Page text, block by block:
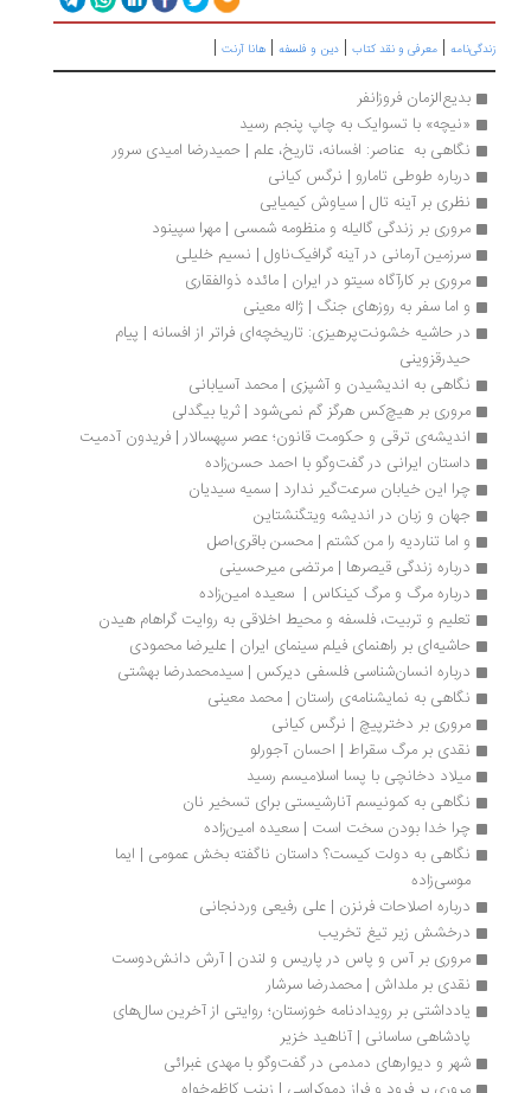
|معرفی و نقد کتاب|دین و فلسفه|هانا آرنت |
بدیع‌الزمان فروزانفر
«نیچه» با تسوایک به چاپ پنجم رسید
نگاهی به  عناصر: افسانه، تاریخ، علم | حمیدرضا امیدی سرور
درباره طوطی تامارو | نرگس کیانی
نظری بر آینه تال | سیاوش کیمیایی
مروری بر زندگی گالیله و منظومه شمسی | مهرا سپینود
سرزمین آرمانی در آینه گرافیک‌ناول | نسیم خلیلی
مروری بر کارآگاه سیتو در ایران | مائده ذوالفقاری
و اما سفر به روزهای جنگ | ژاله معینی
در حاشیه خشونت‌پرهیزی: تاریخچه‌ای فراتر از افسانه | پیام
حیدرقزوینی
نگاهی به اندیشیدن و آشپزی | محمد آسیابانی
مروری بر هیچ‌کس هرگز گم نمی‌شود | ثریا بیگدلی
اندیشه‌ی ترقی و حکومت قانون؛ عصر سپهسالار | فریدون آدمیت
داستان ایرانی در گفت‌وگو با احمد حسن‌زاده
چرا این خیابان سرعت‌گیر ندارد | سمیه سیدیان
جهان و زبان در اندیشه ویتگنشتاین
و اما تناردیه را من کشتم | محسن باقری‌اصل
درباره زندگی قیصرها | مرتضی میرحسینی
درباره مرگ و مرگ کینکاس |  سعیده امین‌زاده
تعلیم و تربیت، فلسفه و محیط اخلاقی به روایت گراهام هیدن
حاشیه‌ای بر راهنمای فیلم سینمای ایران | علیرضا محمودی
درباره انسان‌شناسی فلسفی دیرکس | سیدمحمدرضا بهشتی
نگاهی به نمایشنامه‌ی راستان | محمد معینی
مروری بر دخترپیچ | نرگس کیانی
نقدی بر مرگ سقراط | احسان آجورلو
میلاد دخانچی با پسا اسلامیسم رسید
نگاهی به کمونیسم آنارشیستی برای تسخیر نان
چرا خدا بودن سخت است | سعیده امین‌زاده
نگاهی به دولت کیست؟ داستان ناگفته بخش عمومی | ایما
موسی‌زاده
درباره اصلاحات فرنزن | علی رفیعی وردنجانی
درخشش زیر تیغ تخریب
مروری بر آس و پاس در پاریس و لندن | آرش دانش‌دوست
نقدی بر ملداش | محمدرضا سرشار
یادداشتی بر رویدادنامه خوزستان؛ روایتی از آخرین سال‌های
پادشاهی ساسانی | آناهید خزیر
شهر و دیوارهای دمدمی در گفت‌وگو با مهدی غبرائی